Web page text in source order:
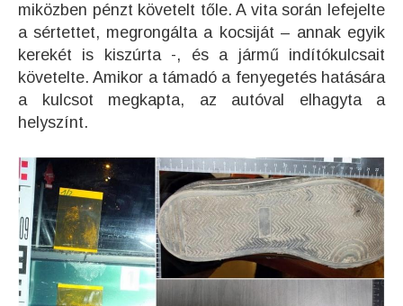
miközben pénzt követelt tőle. A vita során lefejelte
a sértettet, megrongálta a kocsiját – annak egyik
kerekét is kiszúrta -, és a jármű indítókulcsait
követelte. Amikor a támadó a fenyegetés hatására
a kulcsot megkapta, az autóval elhagyta a
helyszínt.